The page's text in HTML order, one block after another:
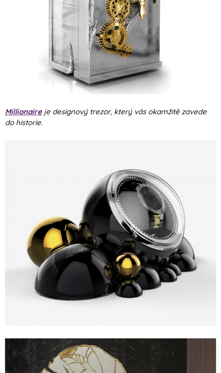
Millionaireje designový trezor, který vás okamžitě zavede
do historie.